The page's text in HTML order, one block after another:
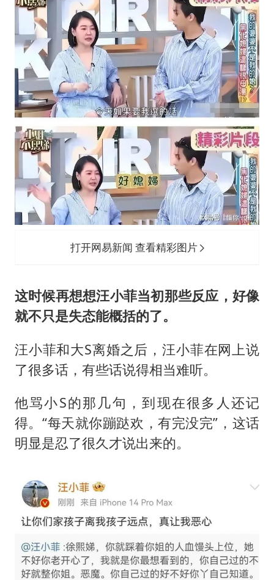
打开网易新闻 查看精彩图片
这时候再想想汪小菲当初那些反应，好像
就不只是失态能概括的了。
汪小菲和大S离婚之后，汪小菲在网上说
了很多话，有些话说得相当难听。
他骂小S的那几句，到现在很多人还记
得。“每天就你蹦跶欢，有完没完”，这话
明显是忍了很久才说出来的。